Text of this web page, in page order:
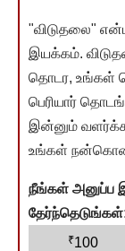
"விடுதலை"
இயக்கம்.
தொடர, உங்கள்
பெரியார்
இன்னும் வளர்க்க
உங்கள்
நீங்கள்
₹100